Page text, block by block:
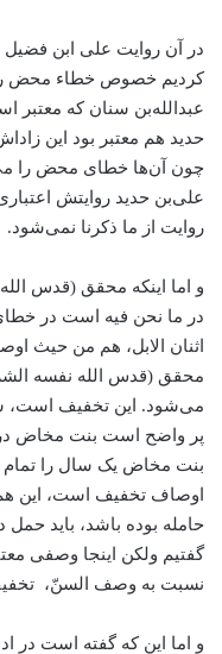
در آن روایت علی ابن فضیل
کردیم خصوص خطاء محض را
عبدالله‌بن سنان که معتبر
حدید هم معتبر بود این
چون آن‌ها خطای محض را
علی‌بن حدید روایتش
روایت از ما ذکرنا نمی‌شود.
و اما اینکه محقق (قدس
در ما نحن فیه است در
اثنان الابل، هم من حیث
محقق (قدس الله نفسه
می‌شود. این تخفیف است،
پر واضح است بنت مخاض
بنت مخاض یک سال را تمام
اوصاف تخفیف است، این
حامله بوده باشد، باید
گفتیم ولکن اینجا وصفی
نسبت به وصف السنّ،
و اما این که گفته است در